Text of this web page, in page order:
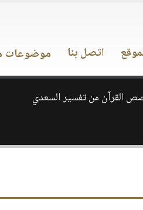
اتصل بنا موضوعات
القرآن من تفسير السعدي